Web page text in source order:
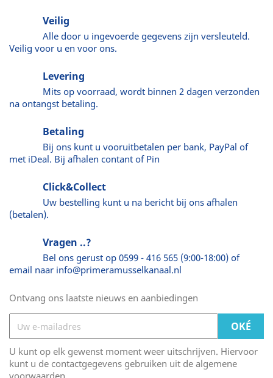
Veilig
Alle door u ingevoerde gegevens zijn versleuteld.
Veilig voor u en voor ons.
Levering
Mits op voorraad, wordt binnen 2 dagen verzonden
na ontangst betaling.
Betaling
Bij ons kunt u vooruitbetalen per bank, PayPal of
met iDeal. Bij afhalen contant of Pin
Click&Collect
Uw bestelling kunt u na bericht bij ons afhalen
(betalen).
Vragen ..?
Bel ons gerust op 0599 - 416 565 (9:00-18:00) of
email naar info@primeramusselkanaal.nl
Ontvang ons laatste nieuws en aanbiedingen
U kunt op elk gewenst moment weer uitschrijven. Hiervoor
kunt u de contactgegevens gebruiken uit de algemene
voorwaarden.